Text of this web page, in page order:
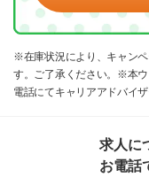
※在庫状況により、キャン
す。ご了承ください。※本
電話にてキャリアアドバイ
求人に
お電話